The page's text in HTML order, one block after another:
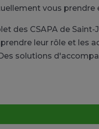
vous prendre
des CSAPA de
leur rôle et les
solutions